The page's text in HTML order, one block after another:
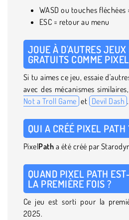
WASD ou touches
ESC = retour au menu
JOUE À D'AUTRES JEUX
GRATUITS COMME
Si tu aimes ce jeu, essaie
avec des mécanismes
Not a Troll Game et Devil Dash .
QUI A CRÉÉ PIXEL PATH
PixelPath a été créé par
QUAND PIXEL PATH
LA PREMIÈRE FOIS ?
Ce jeu est sorti pour la
2025.